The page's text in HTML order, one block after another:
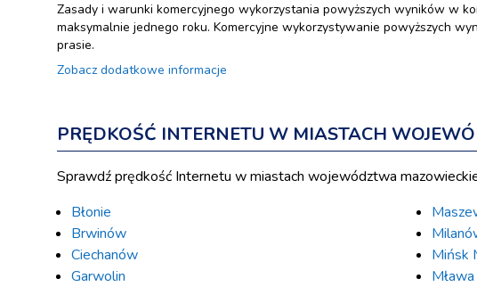
Zasady i warunki komercyjnego wykorzystania powyższych wyników w
maksymalnie jednego roku. Komercyjne wykorzystywanie powyższych
prasie.
Zobacz dodatkowe informacje
PRĘDKOŚĆ INTERNETU W MIASTACH
Sprawdź prędkość Internetu w miastach województwa
Błonie
Brwinów
Ciechanów
Garwolin
Mińsk
Mława